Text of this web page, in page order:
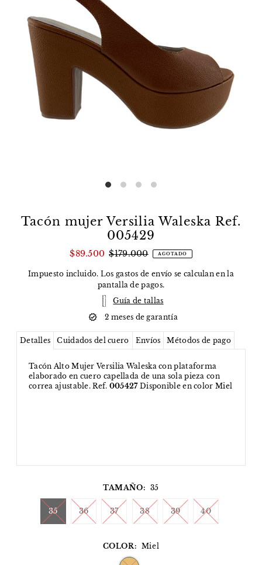
Tacón mujer Versilia Waleska Ref.
005429
$89.500 $179.000 AGOTADO
Impuesto incluido. Los gastos de envío se calculan en la
pantalla de pagos.
Guía de tallas
2 meses de garantía
Detalles Cuidados del cuero Envíos Métodos de pago
Tacón Alto Mujer Versilia Waleska con plataforma
elaborado en cuero capellada de una sola pieza con
correa ajustable. Ref. 005427Disponible en color Miel
TAMAÑO: 35
35 36 37 38 39 40
COLOR: Miel